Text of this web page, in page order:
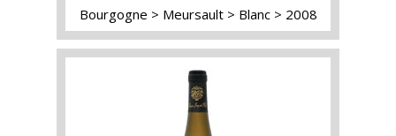
Bourgogne Meursault Blanc 2008